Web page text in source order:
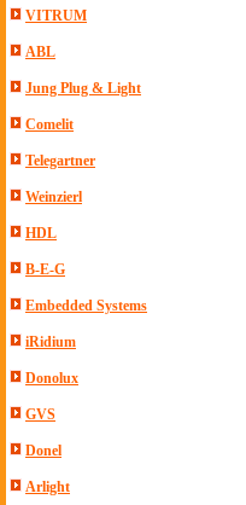
VITRUM
ABL
Jung Plug & Light
Comelit
Telegartner
Weinzierl
HDL
B-E-G
Embedded Systems
iRidium
Donolux
GVS
Donel
Arlight